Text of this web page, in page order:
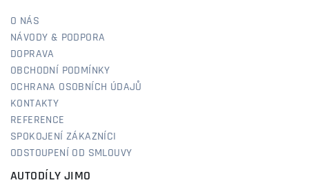
O NÁS
NÁVODY & PODPORA
DOPRAVA
OBCHODNÍ PODMÍNKY
OCHRANA OSOBNÍCH ÚDAJŮ
KONTAKTY
REFERENCE
SPOKOJENÍ ZÁKAZNÍCI
ODSTOUPENÍ OD SMLOUVY
AUTODÍLY JIMO